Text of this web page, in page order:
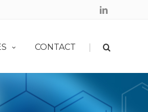
CONTACT |